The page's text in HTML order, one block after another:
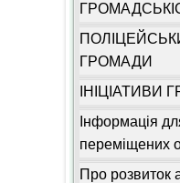
ГРОМАДИ
ІНІЦІАТИВИ
Інформація
переміщених
Про розвиток